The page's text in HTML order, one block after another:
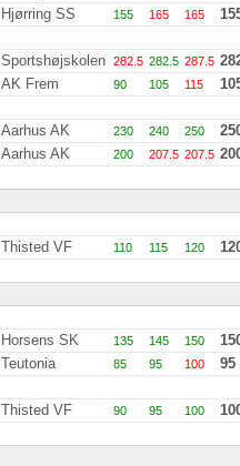
Hjørring SS 155 165 165
Sportshøjskolen 282.5 282.5 287.5
AK Frem 90 105 115
Aarhus AK 230 240 250
Aarhus AK 200 207.5 207.5
Thisted VF 110 115 120
Horsens SK 135 145 150
Teutonia 85 95 100
95
Thisted VF 90 95 100